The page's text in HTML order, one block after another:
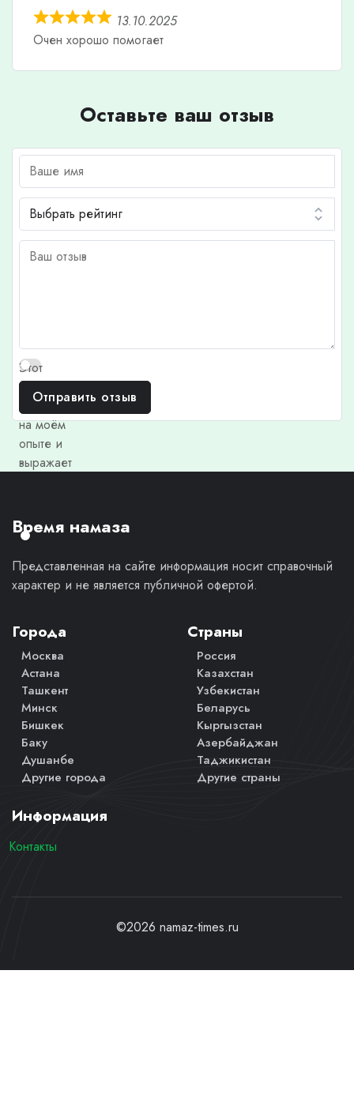
13.10.2025
Очен хорошо помогает
Оставьте ваш отзыв
Этот
отзыв
основан
на моём
опыте и
выражает
мнение.
Отправить отзыв
Время намаза
Представленная на сайте информация носит справочный
характер и не является публичной офертой.
Города
Москва
Астана
Ташкент
Минск
Бишкек
Баку
Душанбе
Другие города
Страны
Россия
Казахстан
Узбекистан
Беларусь
Кыргызстан
Азербайджан
Таджикистан
Другие страны
Информация
Контакты
©2026 namaz-times.ru